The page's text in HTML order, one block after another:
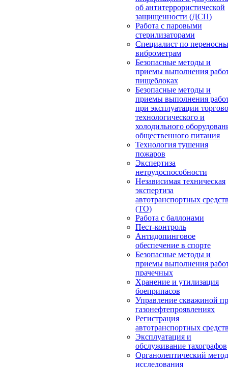
об антитеррористической
защищенности (ДСП)
Работа с паровыми
стерилизаторами
Специалист по
виброметрам
Безопасные методы и
приемы выполнения
пищеблоках
Безопасные методы и
приемы выполнения
при эксплуатации
технологического и
холодильного
общественного питания
Технология тушения
пожаров
Экспертиза
нетрудоспособности
Независимая техническая
экспертиза
автотранспортных
(ТО)
Работа с баллонами
Пест-контроль
Антидопинговое
обеспечение в спорте
Безопасные методы и
приемы выполнения
прачечных
Хранение и утилизация
боеприпасов
Управление скважиной
газонефтепроявлениях
Регистрация
автотранспортных
Эксплуатация и
обслуживание тахографов
Органолептический метод
исследования